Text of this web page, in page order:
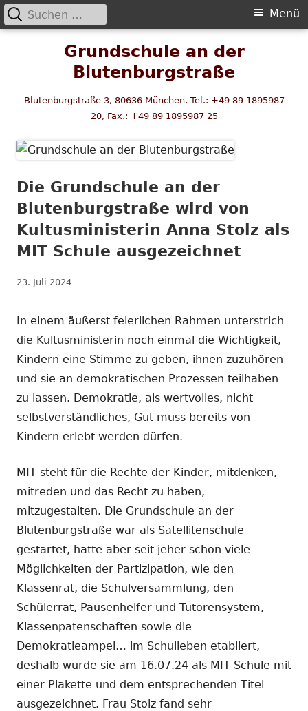
Grundschule an der
Blutenburgstraße
Blutenburgstraße 3, 80636 München, Tel.: +49 89 1895987
20, Fax.: +49 89 1895987 25
Primäres
Menü
Suchen
nach:
Die Grundschule an der
Blutenburgstraße wird von
Kultusministerin Anna Stolz als
MIT Schule ausgezeichnet
Veröffentlicht
23. Juli 2024
In einem äußerst feierlichen Rahmen unterstrich
die Kultusministerin noch einmal die Wichtigkeit,
Kindern eine Stimme zu geben, ihnen zuzuhören
und sie an demokratischen Prozessen teilhaben
zu lassen. Demokratie, als wertvolles, nicht
selbstverständliches, Gut muss bereits von
Kindern erlebt werden dürfen.
MIT steht für die Rechte der Kinder, mitdenken,
mitreden und das Recht zu haben,
mitzugestalten. Die Grundschule an der
Blutenburgstraße war als Satellitenschule
gestartet, hatte aber seit jeher schon viele
Möglichkeiten der Partizipation, wie den
Klassenrat, die Schulversammlung, den
Schülerrat, Pausenhelfer und Tutorensystem,
Klassenpatenschaften sowie die
Demokratieampel… im Schulleben etabliert,
deshalb wurde sie am 16.07.24 als MIT-Schule mit
einer Plakette und dem entsprechenden Titel
ausgezeichnet. Frau Stolz fand sehr